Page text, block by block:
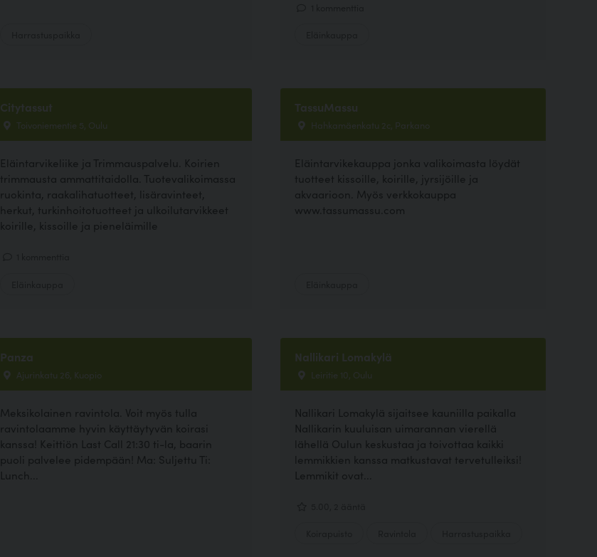
Citytassut
Toivoniementie 5, Oulu
Eläintarvikeliike ja Trimmauspalvelu. Koirien
trimmausta ammattitaidolla. Tuotevalikoimassa
ruokinta, raakalihatuotteet, lisäravinteet,
herkut, turkinhoitotuotteet ja ulkoilutarvikkeet
koirille, kissoille ja pieneläimille
TassuMassu
Hahkamäenkatu 2c, Parkano
Eläintarvikekauppa jonka valikoimasta löydät
tuotteet kissoille, koirille, jyrsijöille ja
akvaarioon. Myös verkkokauppa
www.tassumassu.com
Panza
Ajurinkatu 26, Kuopio
Meksikolainen ravintola. Voit myös tulla
ravintolaamme hyvin käyttäytyvän koirasi
kanssa! Keittiön Last Call 21:30 ti-la, baarin
puoli palvelee pidempään! Ma: Suljettu Ti:
Lunch...
Nallikari Lomakylä
Leiritie 10, Oulu
Nallikari Lomakylä sijaitsee kauniilla paikalla
Nallikarin kuuluisan uimarannan vierellä
lähellä Oulun keskustaa ja toivottaa kaikki
lemmikkien kanssa matkustavat tervetulleiksi!
Lemmikit ovat...